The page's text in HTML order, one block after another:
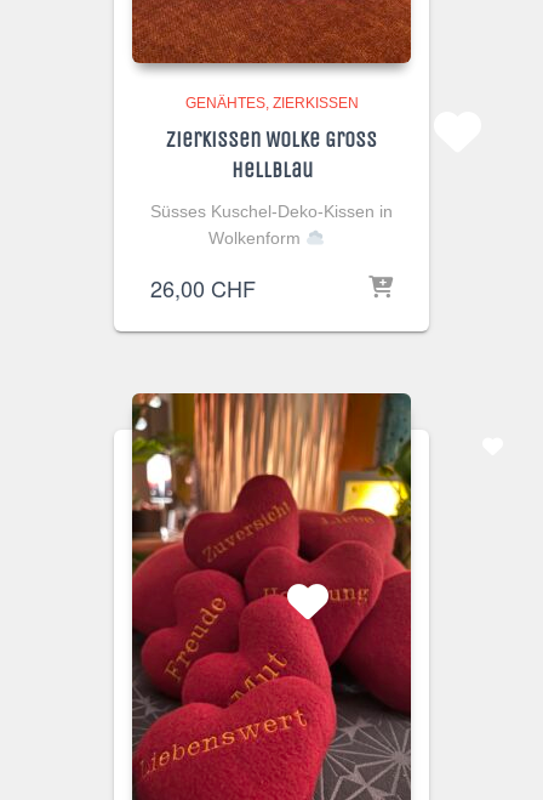
GENÄHTES ZIERKISSEN
Zierkissen Wolke Gross
Hellblau
Süsses Kuschel-Deko-Kissen in
Wolkenform
26,00 CHF